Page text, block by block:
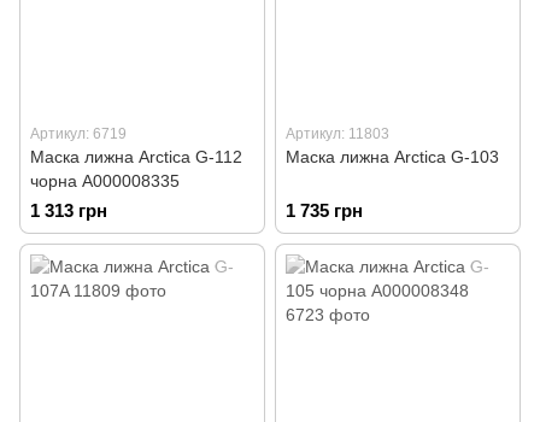
Артикул: 6719
Маска лижна Arctica G-112
чорна А000008335
1 313 грн
Артикул: 11803
Маска лижна Arctica G-103
1 735 грн